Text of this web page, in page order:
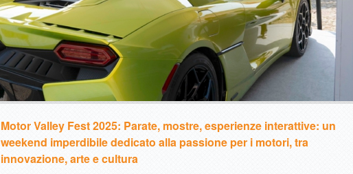
Motor Valley Fest 2025: Parate, mostre, esperienze interattive: un
weekend imperdibile dedicato alla passione per i motori, tra
innovazione, arte e cultura